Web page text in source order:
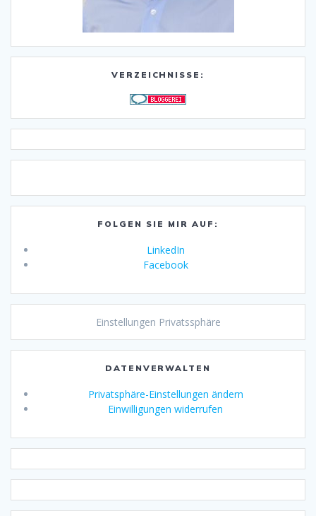
VERZEICHNISSE:
FOLGEN SIE MIR AUF:
LinkedIn
Facebook
Einstellungen Privatssphäre
DATENVERWALTEN
Privatsphäre-Einstellungen ändern
Einwilligungen widerrufen